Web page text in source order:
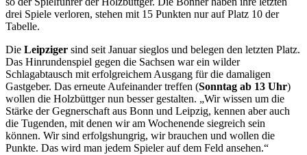
drei Spiele verloren, stehen mit 15 Punkten nur auf Platz 10 der
Tabelle.
Die Leipziger sind seit Januar sieglos und belegen den letzten Platz.
Das Hinrundenspiel gegen die Sachsen war ein wilder
Schlagabtausch mit erfolgreichem Ausgang für die damaligen
Gastgeber. Das erneute Aufeinander treffen (Sonntag ab 13 Uhr)
wollen die Holzbüttger nun besser gestalten. „Wir wissen um die
Stärke der Gegnerschaft aus Bonn und Leipzig, kennen aber auch
die Tugenden, mit denen wir am Wochenende siegreich sein
können. Wir sind erfolgshungrig, wir brauchen und wollen die
Punkte. Das wird man jedem Spieler auf dem Feld ansehen.“